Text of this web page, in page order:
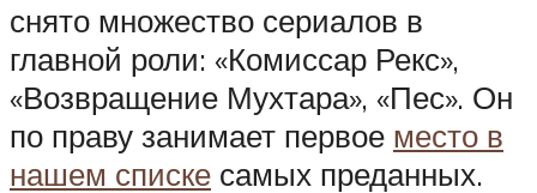
снято множество сериалов в
главной роли: «Комиссар Рекс»,
«Возвращение Мухтара», «Пес». Он
по праву занимает первое место в
нашем списке самых преданных.